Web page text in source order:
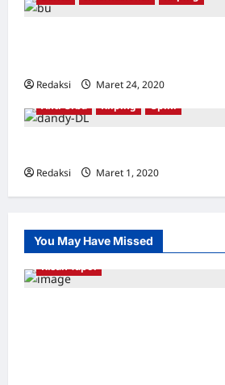
Redaksi Maret 24, 2020
Anti Orba
Kliping Opini
Redaksi Maret 1, 2020
You May Have Missed
Kisah Tapol